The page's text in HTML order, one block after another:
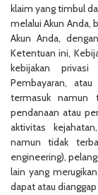
klaim yang timbul
melalui Akun Anda,
Akun Anda,
Ketentuan ini,
kebijakan
Pembayaran, atau
termasuk namun
pendanaan atau
aktivitas
namun tidak
engineering),
lain yang
dapat atau